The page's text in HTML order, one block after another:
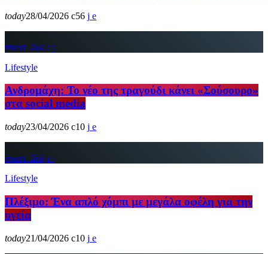
today28/04/2026 56
insert_link
Lifestyle
Ανδρομάχη: Το νέο της τραγούδι κάνει «Σούσουρο»
στα social media
today23/04/2026 10
insert_link
Lifestyle
Πλέξιμο: Ένα απλό χόμπι με μεγάλα οφέλη για την
υγεία
today21/04/2026 10